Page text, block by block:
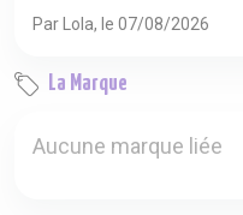
Par Lola, le 07/08/2026
La Marque
Aucune marque liée